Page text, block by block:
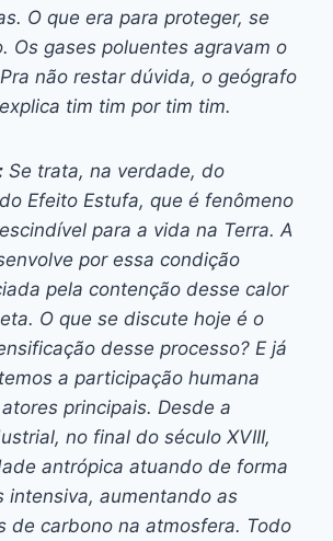
O que era para proteger, se
Os gases poluentes agravam o
não restar dúvida, o geógrafo
tim tim por tim tim.
Se trata, na verdade, do
Efeito Estufa, que é fenômeno
para a vida na Terra. A
por essa condição
pela contenção desse calor
O que se discute hoje é o
desse processo? E já
a participação humana
principais. Desde a
no final do século XVIII,
antrópica atuando de forma
intensiva, aumentando as
de carbono na atmosfera. Todo